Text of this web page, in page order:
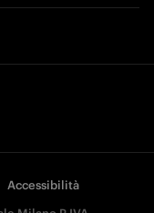
Accessibilità